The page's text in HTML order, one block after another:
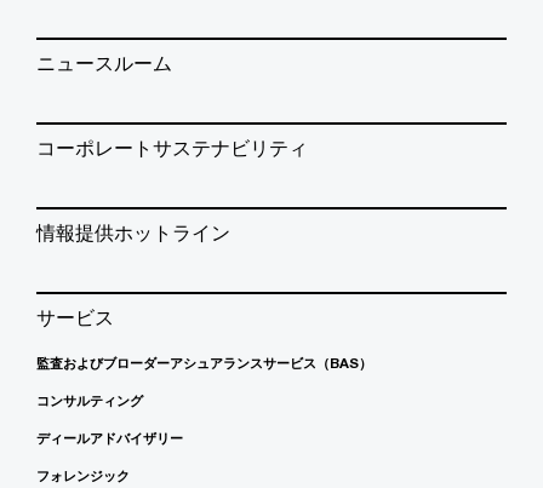
ニュースルーム
コーポレートサステナビリティ
情報提供ホットライン
サービス
監査およびブローダーアシュアランスサービス（BAS）
コンサルティング
ディールアドバイザリー
フォレンジック